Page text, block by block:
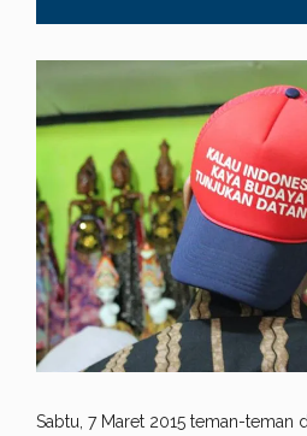
Sabtu, 7 Maret 2015 teman-teman